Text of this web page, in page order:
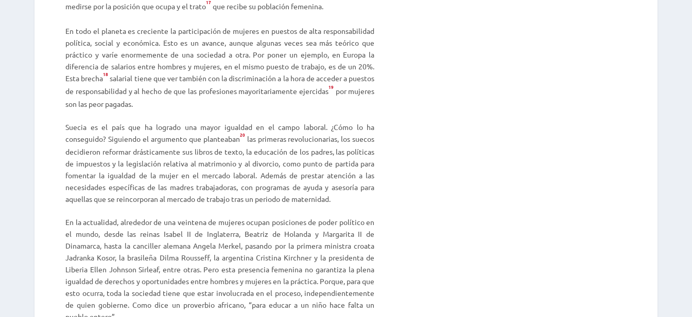
n
u
r
e
l
l
u
medirse por la posición que ocupa y el trato17 que recibe su población femenina.
En todo el planeta es creciente la participación de mujeres en puestos de alta responsabilidad
política, social y económica. Esto es un avance, aunque algunas veces sea más teórico que
práctico y varíe enormemente de una sociedad a otra. Por poner un ejemplo, en Europa la
diferencia de salarios entre hombres y mujeres, en el mismo puesto de trabajo, es de un 20%.
Esta brecha18 salarial tiene que ver también con la discriminación a la hora de acceder a puestos
de responsabilidad y al hecho de que las profesiones mayoritariamente ejercidas19 por mujeres
son las peor pagadas.
Suecia es el país que ha logrado una mayor igualdad en el campo laboral. ¿Cómo lo ha
conseguido? Siguiendo el argumento que planteaban20las primeras revolucionarias, los suecos
decidieron reformar drásticamente sus libros de texto, la educación de los padres, las políticas
de impuestos y la legislación relativa al matrimonio y al divorcio, como punto de partida para
fomentar la igualdad de la mujer en el mercado laboral. Además de prestar atención a las
necesidades específicas de las madres trabajadoras, con programas de ayuda y asesoría para
aquellas que se reincorporan al mercado de trabajo tras un periodo de maternidad.
En la actualidad, alrededor de una veintena de mujeres ocupan posiciones de poder político en
el mundo, desde las reinas Isabel II de Inglaterra, Beatriz de Holanda y Margarita II de
Dinamarca, hasta la canciller alemana Angela Merkel, pasando por la primera ministra croata
Jadranka Kosor, la brasileña Dilma Rousseff, la argentina Cristina Kirchner y la presidenta de
Liberia Ellen Johnson Sirleaf, entre otras. Pero esta presencia femenina no garantiza la plena
igualdad de derechos y oportunidades entre hombres y mujeres en la práctica. Porque, para que
esto ocurra, toda la sociedad tiene que estar involucrada en el proceso, independientemente
de quien gobierne. Como dice un proverbio africano, “para educar a un niño hace falta un